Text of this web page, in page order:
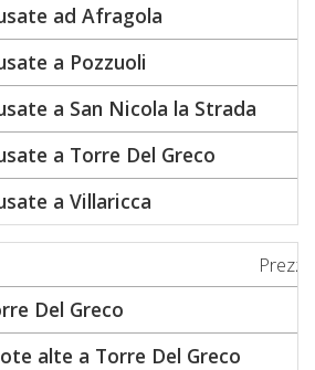
ad Afragola
a Pozzuoli
a San Nicola la Strada
a Torre Del Greco
a Villaricca
Del Greco
alte a Torre Del Greco